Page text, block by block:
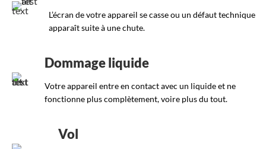
L’écran de votre appareil se casse ou un défaut technique
apparaît suite à une chute.
Dommage liquide
Votre appareil entre en contact avec un liquide et ne
fonctionne plus complètement, voire plus du tout.
Vol